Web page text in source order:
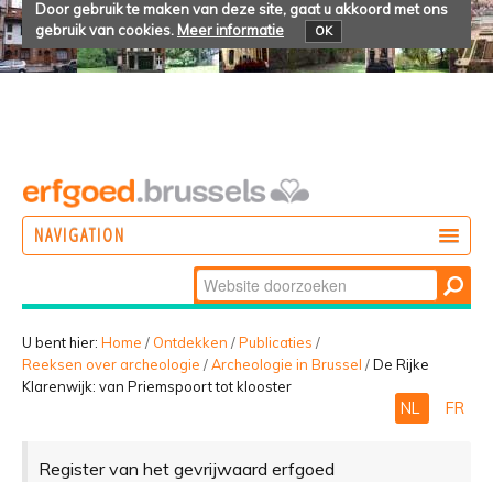
Door gebruik te maken van deze site, gaat u akkoord met ons
gebruik van cookies. Meer informatie OK
NAVIGATION
BELEVEN
Zoek
Geavanceerd
zoeken...
U bent hier: Home / Ontdekken /Publicaties /
Reeksen over archeologie /Archeologie in Brussel /De Rijke
Klarenwijk: van Priemspoort tot klooster
NL FR
Register van het gevrijwaard erfgoed